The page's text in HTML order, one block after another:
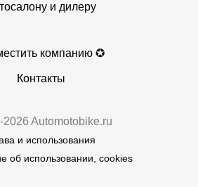
и дилеру
компанию ✪
Контакты
Automotobike.ru
и использования
об использовании, cookies